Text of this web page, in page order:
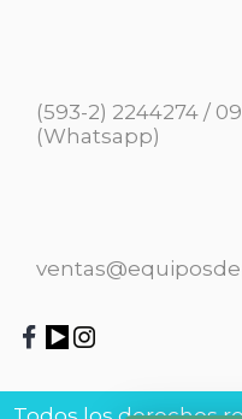
(593-2) 2244274 /
(Whatsapp)